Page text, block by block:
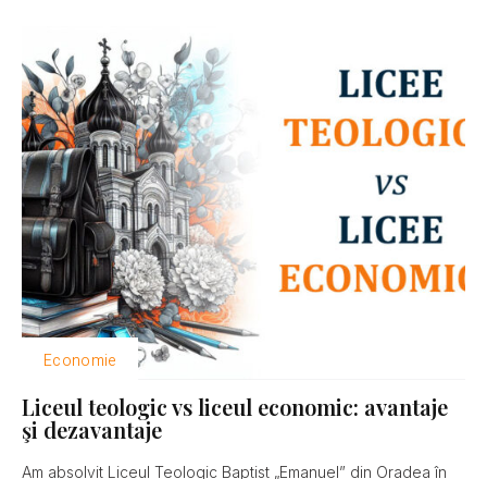
Economie
Liceul teologic vs liceul economic: avantaje
şi dezavantaje
Am absolvit Liceul Teologic Baptist „Emanuel” din Oradea în